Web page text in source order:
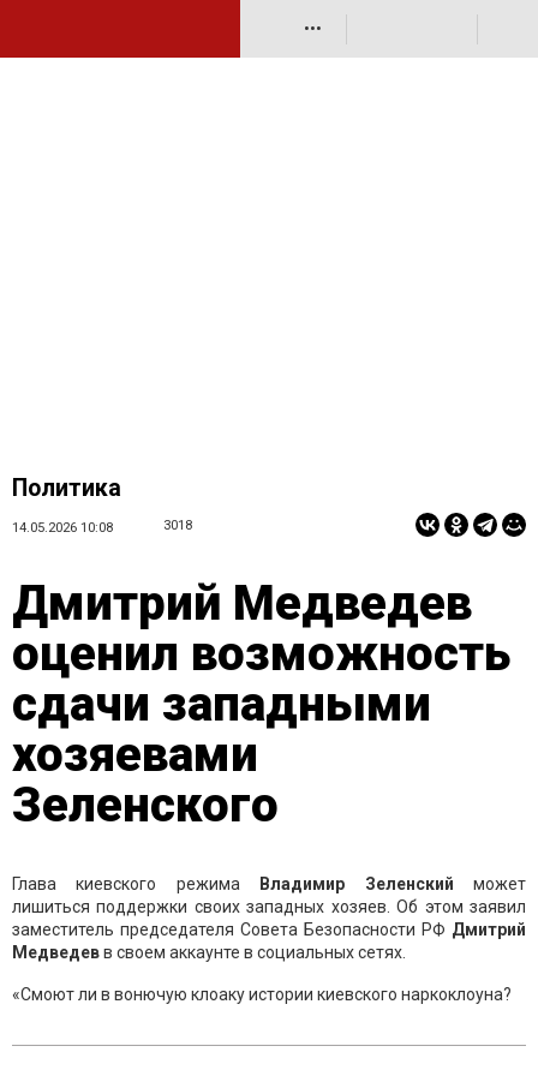
•••
Политика
14.05.2026 10:08 3018
Дмитрий Медведев
оценил возможность
сдачи западными
хозяевами
Зеленского
Глава киевского режима Владимир Зеленскийможет
лишиться поддержки своих западных хозяев. Об этом заявил
заместитель председателя Совета Безопасности РФ Дмитрий
Медведевв своем аккаунте в социальных сетях.
«Смоют ли в вонючую клоаку истории киевского наркоклоуна?